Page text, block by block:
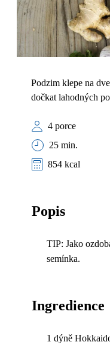
Podzim klepe na
dočkat lahodných
4 porce
25 min.
854 kcal
Popis
TIP: Jako
semínka.
Ingredience
1 dýně